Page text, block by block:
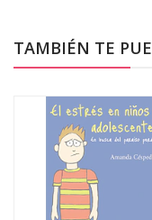
TAMBIÉN TE